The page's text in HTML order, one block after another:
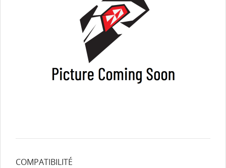
COMPATIBILITÉ